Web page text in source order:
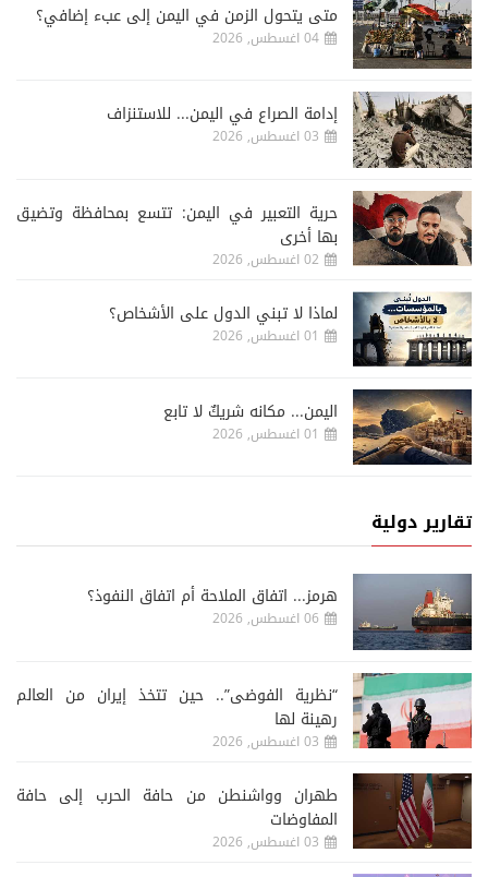
متى يتحول الزمن في اليمن إلى عبء إضافي؟
04 اغسطس, 2026
إدامة الصراع في اليمن... للاستنزاف
03 اغسطس, 2026
حرية التعبير في اليمن: تتسع بمحافظة وتضيق
بها أخرى
02 اغسطس, 2026
لماذا لا تبني الدول على الأشخاص؟
01 اغسطس, 2026
اليمن... مكانه شريكٌ لا تابع
01 اغسطس, 2026
تقارير دولية
هرمز... اتفاق الملاحة أم اتفاق النفوذ؟
06 اغسطس, 2026
“نظرية الفوضى”.. حين تتخذ إيران من العالم
رهينة لها
03 اغسطس, 2026
طهران وواشنطن من حافة الحرب إلى حافة
المفاوضات
03 اغسطس, 2026